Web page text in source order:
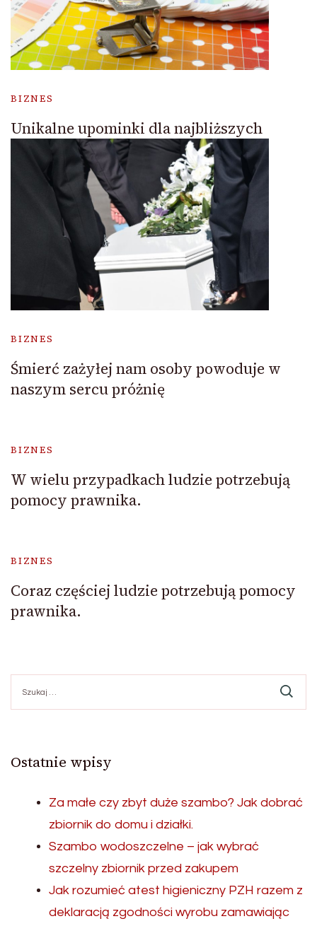
BIZNES
Unikalne upominki dla najbliższych
BIZNES
Śmierć zażyłej nam osoby powoduje w
naszym sercu próżnię
BIZNES
W wielu przypadkach ludzie potrzebują
pomocy prawnika.
BIZNES
Coraz częściej ludzie potrzebują pomocy
prawnika.
Ostatnie wpisy
Za małe czy zbyt duże szambo? Jak dobrać
zbiornik do domu i działki.
Szambo wodoszczelne – jak wybrać
szczelny zbiornik przed zakupem
Jak rozumieć atest higieniczny PZH razem z
deklaracją zgodności wyrobu zamawiając